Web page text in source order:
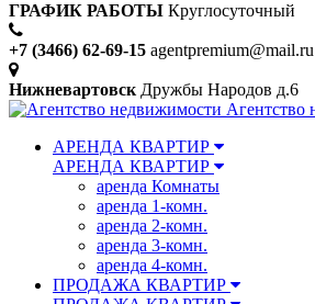
ГРАФИК РАБОТЫ Круглосуточный
+7 (3466) 62-69-15 agentpremium@mail.ru
Нижневартовск Дружбы Народов д.6
Агентство
АРЕНДА КВАРТИР
АРЕНДА КВАРТИР
аренда Комнаты
аренда 1-комн.
аренда 2-комн.
аренда 3-комн.
аренда 4-комн.
ПРОДАЖА КВАРТИР